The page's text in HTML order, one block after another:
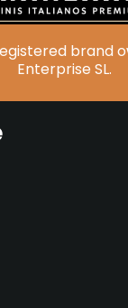
brand
Enterprise SL.